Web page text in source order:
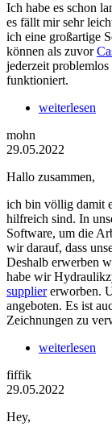
Ich habe es schon
es fällt mir sehr
ich eine großartige
können als zuvor
jederzeit
funktioniert.
weiterlesen
mohn
29.05.2022
Hallo zusammen,
ich bin völlig damit
hilfreich sind. In
Software, um die
wir darauf, dass
Deshalb erwerben
habe wir
suppliererworben.
angeboten. Es ist
Zeichnungen zu
weiterlesen
fiffik
29.05.2022
Hey,